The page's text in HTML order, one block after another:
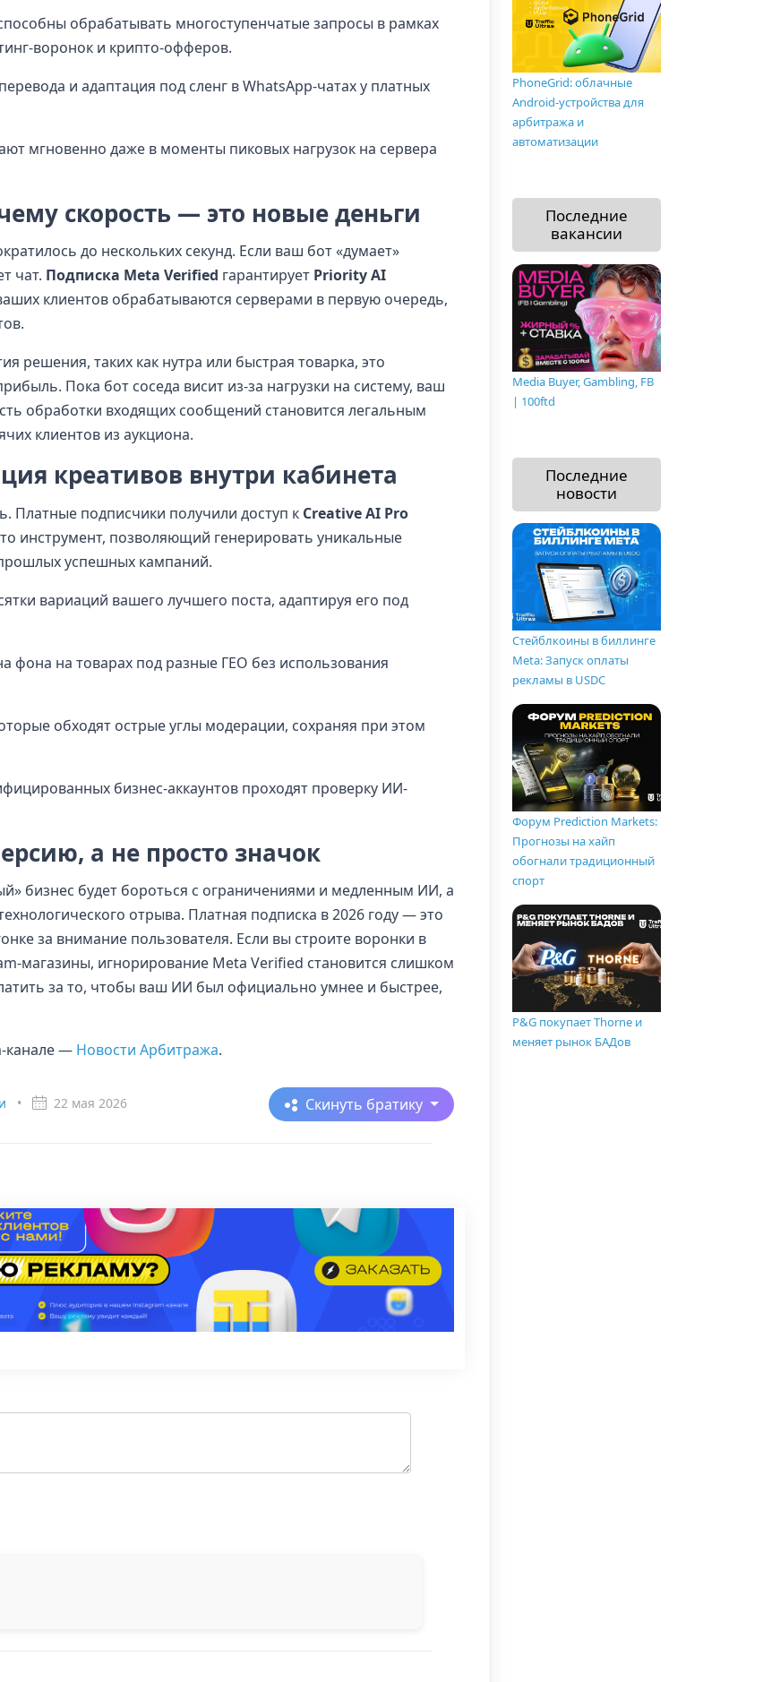
обрабатывать многоступенчатые запросы в рамках
воронок и крипто-офферов.
и адаптация под сленг в WhatsApp-чатах у платных
мгновенно даже в моменты пиковых нагрузок на сервера
скорость — это новые деньги
до нескольких секунд. Если ваш бот «думает»
чат. Подписка Meta Verified гарантирует Priority AI
клиентов обрабатываются серверами в первую очередь,
решения, таких как нутра или быстрая товарка, это
Пока бот соседа висит из-за нагрузки на систему, ваш
обработки входящих сообщений становится легальным
клиентов из аукциона.
креативов внутри кабинета
Платные подписчики получили доступ к Creative AI Pro
инструмент, позволяющий генерировать уникальные
успешных кампаний.
вариаций вашего лучшего поста, адаптируя его под
фона на товарах под разные ГЕО без использования
обходят острые углы модерации, сохраняя при этом
бизнес-аккаунтов проходят проверку ИИ-
а не просто значок
бизнес будет бороться с ограничениями и медленным ИИ, а
отрыва. Платная подписка в 2026 году — это
за внимание пользователя. Если вы строите воронки в
магазины, игнорирование Meta Verified становится слишком
за то, чтобы ваш ИИ был официально умнее и быстрее,
канале — Новости Арбитража.
• 22 мая 2026 Скинуть братику
PhoneGrid: облачные
Android-устройства для
арбитража и
автоматизации
Последние
вакансии
Media Buyer, Gambling, FB
| 100ftd
Последние
новости
Стейблкоины в биллинге
Meta: Запуск оплаты
рекламы в USDC
Форум Prediction Markets:
Прогнозы на хайп
обогнали традиционный
спорт
P&G покупает Thorne и
меняет рынок БАДов